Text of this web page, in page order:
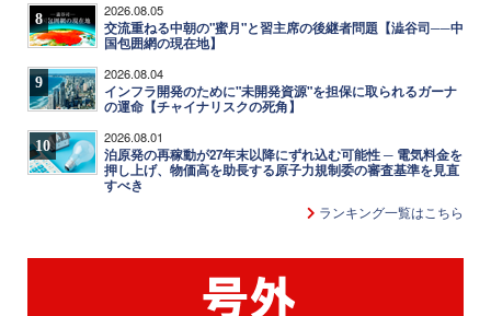
8 2026.08.05
交流重ねる中朝の"蜜月"と習主席の後継者問題【澁谷司──中
国包囲網の現在地】
9 2026.08.04
インフラ開発のために"未開発資源"を担保に取られるガーナ
の運命【チャイナリスクの死角】
10 2026.08.01
泊原発の再稼動が27年末以降にずれ込む可能性 ─ 電気料金を
押し上げ、物価高を助長する原子力規制委の審査基準を見直
すべき
ランキング一覧はこちら